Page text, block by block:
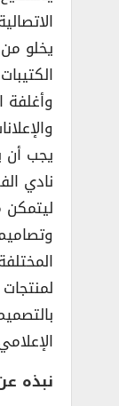
يخلو
وأغلفة
يجب
نادي
ليتمكن
نبذه